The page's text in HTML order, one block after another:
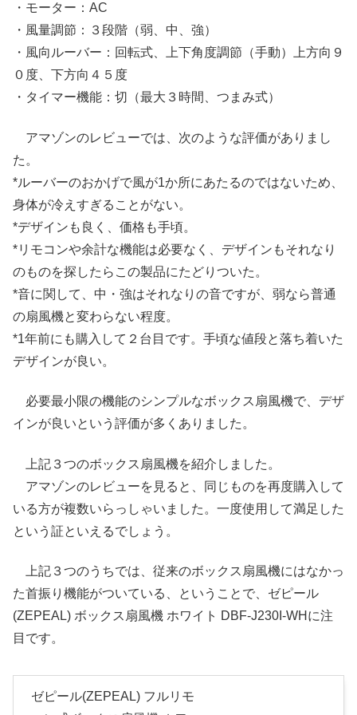
・モーター：AC
・風量調節：３段階（弱、中、強）
・風向ルーバー：回転式、上下角度調節（手動）上方向９
０度、下方向４５度
・タイマー機能：切（最大３時間、つまみ式）
アマゾンのレビューでは、次のような評価がありまし
た。
*ルーバーのおかげで風が1か所にあたるのではないため、
身体が冷えすぎることがない。
*デザインも良く、価格も手頃。
*リモコンや余計な機能は必要なく、デザインもそれなり
のものを探したらこの製品にたどりついた。
*音に関して、中・強はそれなりの音ですが、弱なら普通
の扇風機と変わらない程度。
*1年前にも購入して２台目です。手頃な値段と落ち着いた
デザインが良い。
必要最小限の機能のシンプルなボックス扇風機で、デザ
インが良いという評価が多くありました。
上記３つのボックス扇風機を紹介しました。
アマゾンのレビューを見ると、同じものを再度購入して
いる方が複数いらっしゃいました。一度使用して満足した
という証といえるでしょう。
上記３つのうちでは、従来のボックス扇風機にはなかっ
た首振り機能がついている、ということで、ゼピール
(ZEPEAL) ボックス扇風機 ホワイト DBF-J230I-WHに注
目です。
ゼピール(ZEPEAL) フルリモ